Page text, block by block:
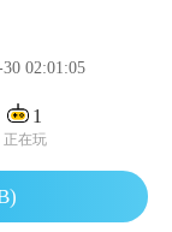
02:01:05
1
正在玩